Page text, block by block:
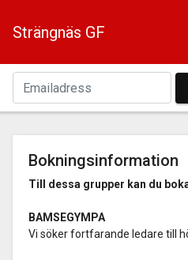
Strängnäs GF
Bokningsinformation
Till dessa grupper kan du
BAMSEGYMPA
Vi söker fortfarande ledare till